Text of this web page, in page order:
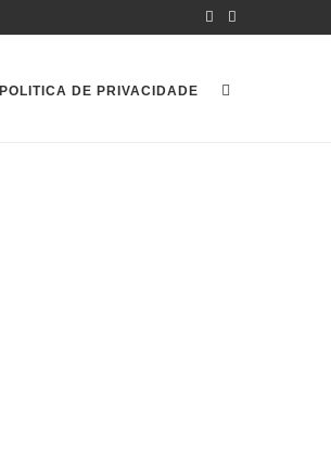
POLITICA DE PRIVACIDADE